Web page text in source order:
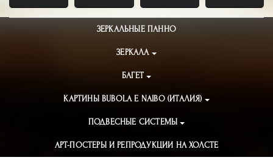
ЗЕРКАЛЬНЫЕ ПАННО
ЗЕРКАЛА
БАГЕТ
КАРТИНЫ BUBOLA E NAIBO (ИТАЛИЯ)
ПОДВЕСНЫЕ СИСТЕМЫ
АРТ-ПОСТЕРЫ И РЕПРОДУКЦИИ НА ХОЛСТЕ